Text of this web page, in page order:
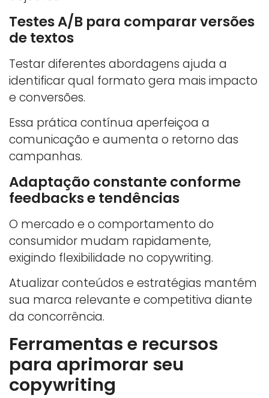
Testes A/B para comparar versões
de textos
Testar diferentes abordagens ajuda a
identificar qual formato gera mais impacto
e conversões.
Essa prática contínua aperfeiçoa a
comunicação e aumenta o retorno das
campanhas.
Adaptação constante conforme
feedbacks e tendências
O mercado e o comportamento do
consumidor mudam rapidamente,
exigindo flexibilidade no copywriting.
Atualizar conteúdos e estratégias mantém
sua marca relevante e competitiva diante
da concorrência.
Ferramentas e recursos
para aprimorar seu
copywriting